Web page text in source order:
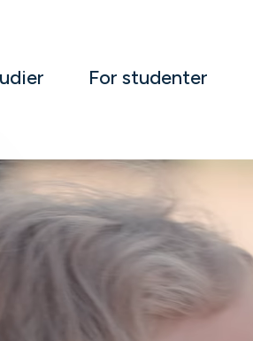
For studenter